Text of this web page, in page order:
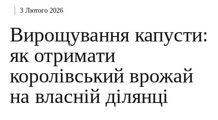
3 Лютого 2026
Вирощування капусти:
як отримати
королівський врожай
на власній ділянці